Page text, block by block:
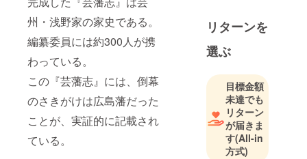
州・浅野家の家史である。
編纂委員には約300人が携
わっている。
この『芸藩志』には、倒幕
のさきがけは広島藩だった
ことが、実証的に記載され
ている。
げていきま
す。
リターンを
選ぶ
目標金額
未達でも
リターン
が届きま
す(All-in
方式)